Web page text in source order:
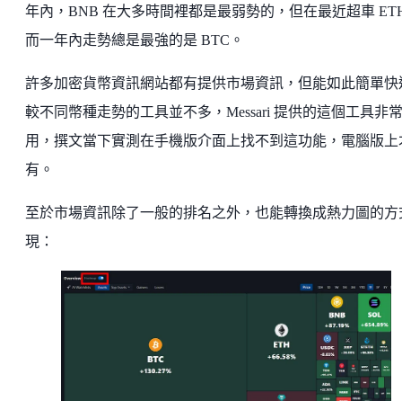
年內，BNB 在大多時間裡都是最弱勢的，但在最近超車
而一年內走勢總是最強的是 BTC。
許多加密貨幣資訊網站都有提供市場資訊，但能如此簡單快
較不同幣種走勢的工具並不多，Messari 提供的這個工具非
用，撰文當下實測在手機版介面上找不到這功能，電腦版上
有。
至於市場資訊除了一般的排名之外，也能轉換成熱力圖的方
現：